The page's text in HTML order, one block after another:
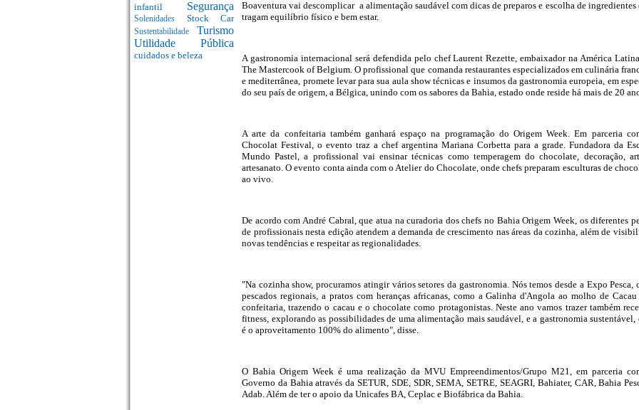
infantil Segurança
Solenidades Stock Car
Sustentabilidade Turismo
Utilidade Pública
cuidados e beleza
Boaventura vai descomplicar a alimentação saudável com dicas de preparos e escolha de ingredientes
tragam equilíbrio físico e bem estar.
A gastronomia internacional será defendida pelo chef Laurent Rezette, embaixador na América
The Mastercook of Belgium. O profissional que comanda restaurantes especializados em culinária
e mediterrânea, promete levar para sua aula show técnicas e insumos da gastronomia europeia, em
do seu país de origem, a Bélgica, unindo com os sabores da Bahia, estado onde reside há mais de 20
A arte da confeitaria também ganhará espaço na programação do Origem Week. Em parceria
Chocolat Festival, o evento traz a chef argentina Mariana Corbetta para a grade. Fundadora da
Mundo Pastel, a profissional vai ensinar técnicas como temperagem do chocolate, decoração,
artesanato. O evento conta ainda com o Atelier do Chocolate, onde chefs preparam esculturas de
ao vivo.
De acordo com André Cabral, que atua na curadoria dos chefs no Bahia Origem Week, os diferentes
de profissionais nesta edição atendem a demanda de crescimento nas áreas da cozinha, além de
novas tendências e respeitar as regionalidades.
"Na cozinha show, procuramos atingir vários setores da gastronomia. Nós temos desde a Expo Pesca,
pescados regionais, a pratos com heranças africanas, como a Galinha d'Angola ao molho de
confeitaria, trazendo o cacau e o chocolate como protagonistas. Neste ano vamos trazer também
fitness, explorando as possibilidades de uma alimentação mais saudável, e a gastronomia sustentável,
é o aproveitamento 100% do alimento", disse.
O Bahia Origem Week é uma realização da MVU Empreendimentos/Grupo M21, em parceria
Governo da Bahia através da SETUR, SDE, SDR, SEMA, SETRE, SEAGRI, Bahiater, CAR, Bahia
Adab. Além de ter o apoio da Unicafes BA, Ceplac e Biofábrica da Bahia.